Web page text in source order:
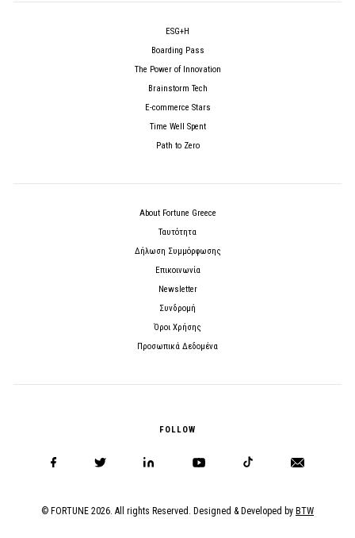
ESG+H
Boarding Pass
The Power of Innovation
Brainstorm Tech
E-commerce Stars
Time Well Spent
Path to Zero
About Fortune Greece
Ταυτότητα
Δήλωση Συμμόρφωσης
Επικοινωνία
Newsletter
Συνδρομή
Όροι Χρήσης
Προσωπικά Δεδομένα
FOLLOW
© FORTUNE 2026. All rights Reserved. Designed & Developed by BTW